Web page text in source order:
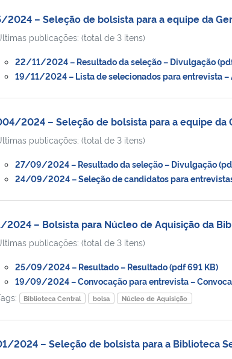
2024 – Seleção de bolsista para a equipe da
publicações: (total de 3 itens)
22/11/2024 – Resultado da seleção – Divulgação
19/11/2024 – Lista de selecionados para entrevista –
2024 – Seleção de bolsista para a equipe da
publicações: (total de 3 itens)
27/09/2024 – Resultado da seleção – Divulgação
24/09/2024 – Seleção de candidatos para
2024 – Bolsista para Núcleo de Aquisição da
publicações: (total de 3 itens)
25/09/2024 – Resultado – Resultado (pdf 691 KB)
19/09/2024 – Convocação para entrevista –
Biblioteca Central bolsa Núcleo de Aquisição
2024 – Seleção de bolsista para a Biblioteca